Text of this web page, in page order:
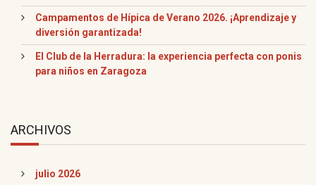
Campamentos de Hípica de Verano 2026. ¡Aprendizaje y
diversión garantizada!
El Club de la Herradura: la experiencia perfecta con ponis
para niños en Zaragoza
ARCHIVOS
julio 2026